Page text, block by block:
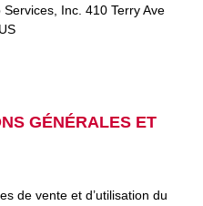
Inc. 410 Terry Ave
GÉNÉRALES ET
de vente et d’utilisation du